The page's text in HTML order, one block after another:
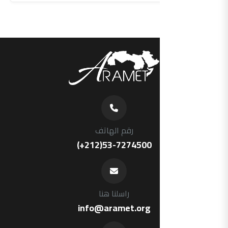
رقم الهاتف
(+212)53-7274500
راسلنا هنا
info@aramet.org